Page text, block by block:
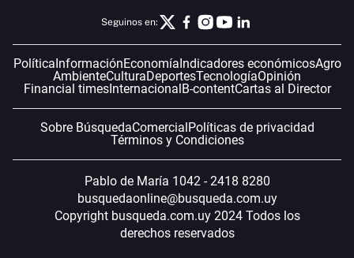
Seguinos en:
PolíticaInformaciónEconomíaIndicadores económicosAgro
AmbienteCulturaDeportesTecnologíaOpinión
Financial timesInternacionalB-contentCartas al Director
Sobre BúsquedaComercialPolíticas de privacidad
Términos y Condiciones
Pablo de María 1042 - 2418 8280
busquedaonline@busqueda.com.uy
Copyright busqueda.com.uy 2024 Todos los
derechos reservados